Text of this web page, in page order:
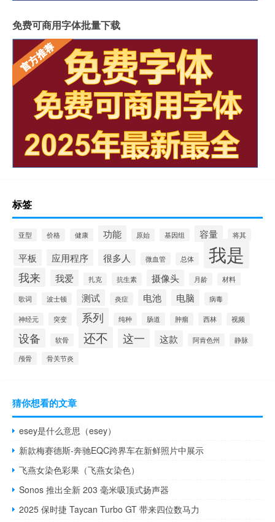
免费可商用字体批量下载
标签
亚型 价格 健康 功能 原始 基因组 容量 将其
平板 应用程序 很多人 微血管 总体 我是
我来 我爱 扎克 抗生素 摄像头 月龄 材料
歌词 波士顿 测试 炎症 电池 电脑 病毒
神经元 突变 系列 纯种 肠道 肿瘤 西林 视频
设备 软骨 还不 这一 这款 阿肯色州
静脉
颅骨
骨关节炎
猜你想看的文章
esey是什么意思（esey）
新款梅赛德斯-奔驰EQC跨界车在新鲜照片中展示
飞燕女染色彩果（飞燕女染色）
Sonos 推出全新 203 毫米吸顶式扬声器
2025 保时捷 Taycan Turbo GT 带来四位数马力